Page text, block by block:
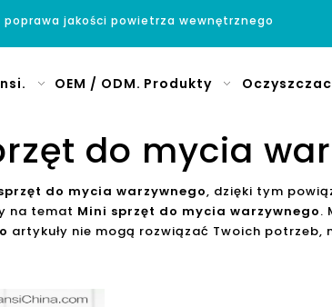
jakości powietrza wewnętrznego
OEM / ODM. Produkty
do mycia
do mycia warzywnego, dzięki tym
na temat Mini sprzęt do mycia warzywnego.
artykuły nie mogą rozwiązać Twoich